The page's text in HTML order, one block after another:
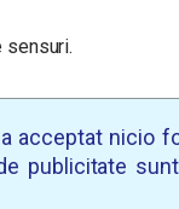
sensuri.
acceptat nicio
publicitate